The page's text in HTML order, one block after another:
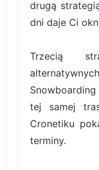
drugą
dni daje Ci
Trzecią
tej samej
Cronetiku
terminy.